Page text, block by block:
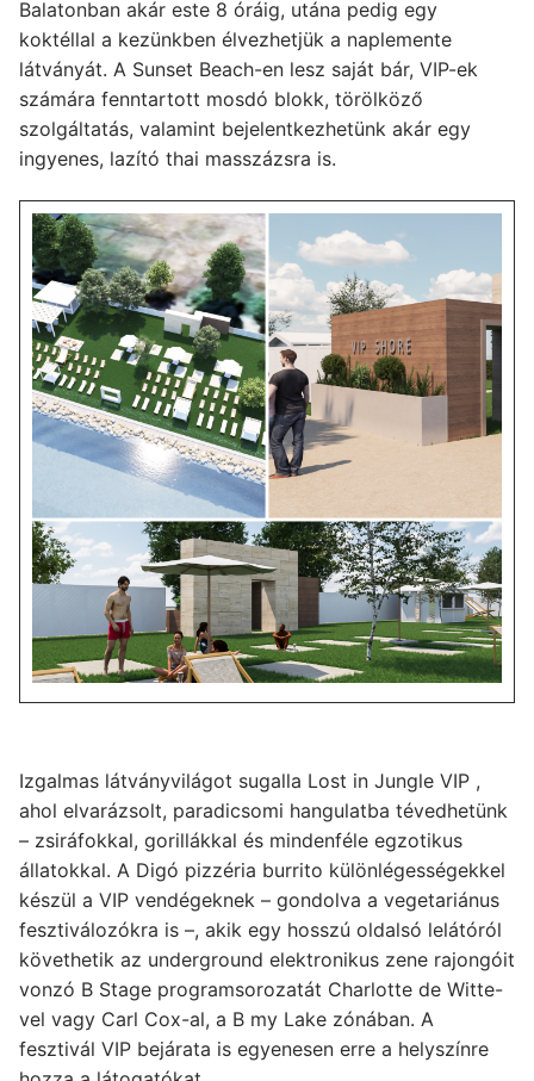
Balatonban akár este 8 óráig, utána pedig egy
koktéllal a kezünkben élvezhetjük a naplemente
látványát. A Sunset Beach-en lesz saját bár, VIP-ek
számára fenntartott mosdó blokk, törölköző
szolgáltatás, valamint bejelentkezhetünk akár egy
ingyenes, lazító thai masszázsra is.
Izgalmas látványvilágot sugalla Lost in Jungle VIP ,
ahol elvarázsolt, paradicsomi hangulatba tévedhetünk
– zsiráfokkal, gorillákkal és mindenféle egzotikus
állatokkal. A Digó pizzéria burrito különlégességekkel
készül a VIP vendégeknek – gondolva a vegetariánus
fesztiválozókra is –, akik egy hosszú oldalsó lelátóról
követhetik az underground elektronikus zene rajongóit
vonzó B Stage programsorozatát Charlotte de Witte-
vel vagy Carl Cox-al, a B my Lake zónában. A
fesztivál VIP bejárata is egyenesen erre a helyszínre